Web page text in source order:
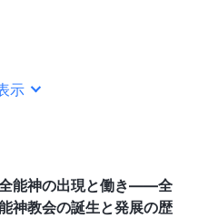
示
能神の出現と働き——全
神教会の誕生と発展の歴